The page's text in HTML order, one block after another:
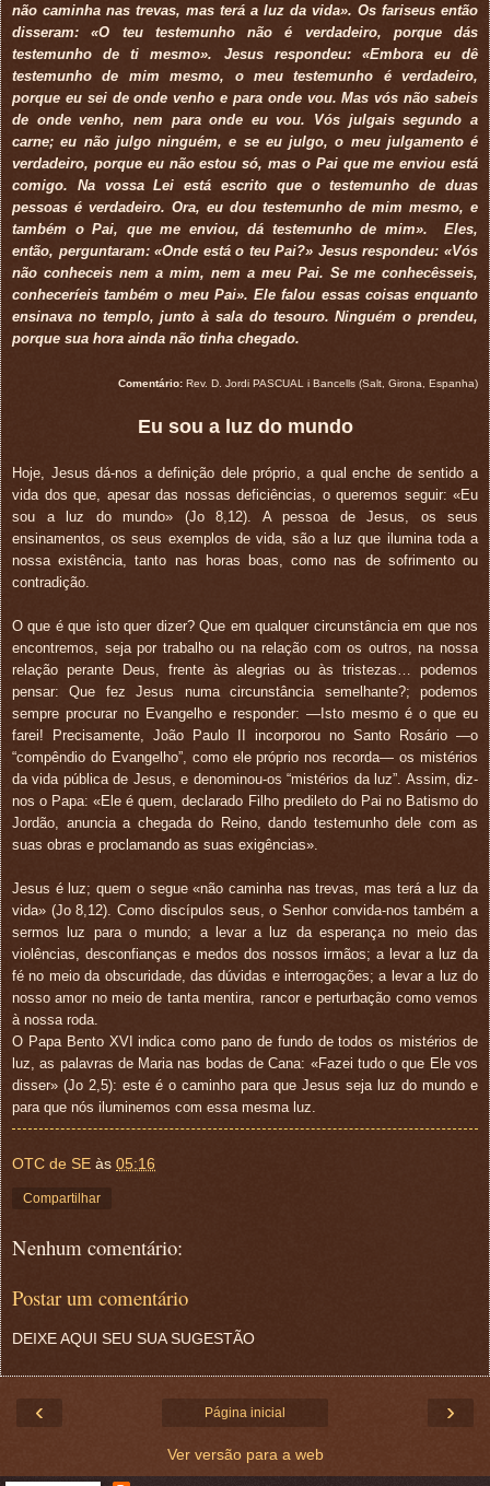
não caminha nas trevas, mas terá a luz da vida». Os fariseus então
disseram: «O teu testemunho não é verdadeiro, porque dás
testemunho de ti mesmo». Jesus respondeu: «Embora eu dê
testemunho de mim mesmo, o meu testemunho é verdadeiro,
porque eu sei de onde venho e para onde vou. Mas vós não sabeis
de onde venho, nem para onde eu vou. Vós julgais segundo a
carne; eu não julgo ninguém, e se eu julgo, o meu julgamento é
verdadeiro, porque eu não estou só, mas o Pai que me enviou está
comigo. Na vossa Lei está escrito que o testemunho de duas
pessoas é verdadeiro. Ora, eu dou testemunho de mim mesmo, e
também o Pai, que me enviou, dá testemunho de mim». Eles,
então, perguntaram: «Onde está o teu Pai?» Jesus respondeu: «Vós
não conheceis nem a mim, nem a meu Pai. Se me conhecêsseis,
conheceríeis também o meu Pai». Ele falou essas coisas enquanto
ensinava no templo, junto à sala do tesouro. Ninguém o prendeu,
porque sua hora ainda não tinha chegado.
Comentário: Rev. D. Jordi PASCUAL i Bancells (Salt, Girona, Espanha)
Eu sou a luz do mundo
Hoje, Jesus dá-nos a definição dele próprio, a qual enche de sentido a
vida dos que, apesar das nossas deficiências, o queremos seguir: «Eu
sou a luz do mundo» (Jo 8,12). A pessoa de Jesus, os seus
ensinamentos, os seus exemplos de vida, são a luz que ilumina toda a
nossa existência, tanto nas horas boas, como nas de sofrimento ou
contradição.
O que é que isto quer dizer? Que em qualquer circunstância em que nos
encontremos, seja por trabalho ou na relação com os outros, na nossa
relação perante Deus, frente às alegrias ou às tristezas… podemos
pensar: Que fez Jesus numa circunstância semelhante?; podemos
sempre procurar no Evangelho e responder: —Isto mesmo é o que eu
farei! Precisamente, João Paulo II incorporou no Santo Rosário —o
“compêndio do Evangelho”, como ele próprio nos recorda— os mistérios
da vida pública de Jesus, e denominou-os “mistérios da luz”. Assim, diz-
nos o Papa: «Ele é quem, declarado Filho predileto do Pai no Batismo do
Jordão, anuncia a chegada do Reino, dando testemunho dele com as
suas obras e proclamando as suas exigências».
Jesus é luz; quem o segue «não caminha nas trevas, mas terá a luz da
vida» (Jo 8,12). Como discípulos seus, o Senhor convida-nos também a
sermos luz para o mundo; a levar a luz da esperança no meio das
violências, desconfianças e medos dos nossos irmãos; a levar a luz da
fé no meio da obscuridade, das dúvidas e interrogações; a levar a luz do
nosso amor no meio de tanta mentira, rancor e perturbação como vemos
à nossa roda.
O Papa Bento XVI indica como pano de fundo de todos os mistérios de
luz, as palavras de Maria nas bodas de Cana: «Fazei tudo o que Ele vos
disser» (Jo 2,5): este é o caminho para que Jesus seja luz do mundo e
para que nós iluminemos com essa mesma luz.
OTC de SE às 05:16
Compartilhar
Nenhum comentário:
Postar um comentário
DEIXE AQUI SEU SUA SUGESTÃO
‹ ›
Página inicial
Ver versão para a web